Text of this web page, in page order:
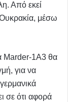
Από εκεί
μέσω
Marder-1A3 θα
για να
σε ότι αφορά